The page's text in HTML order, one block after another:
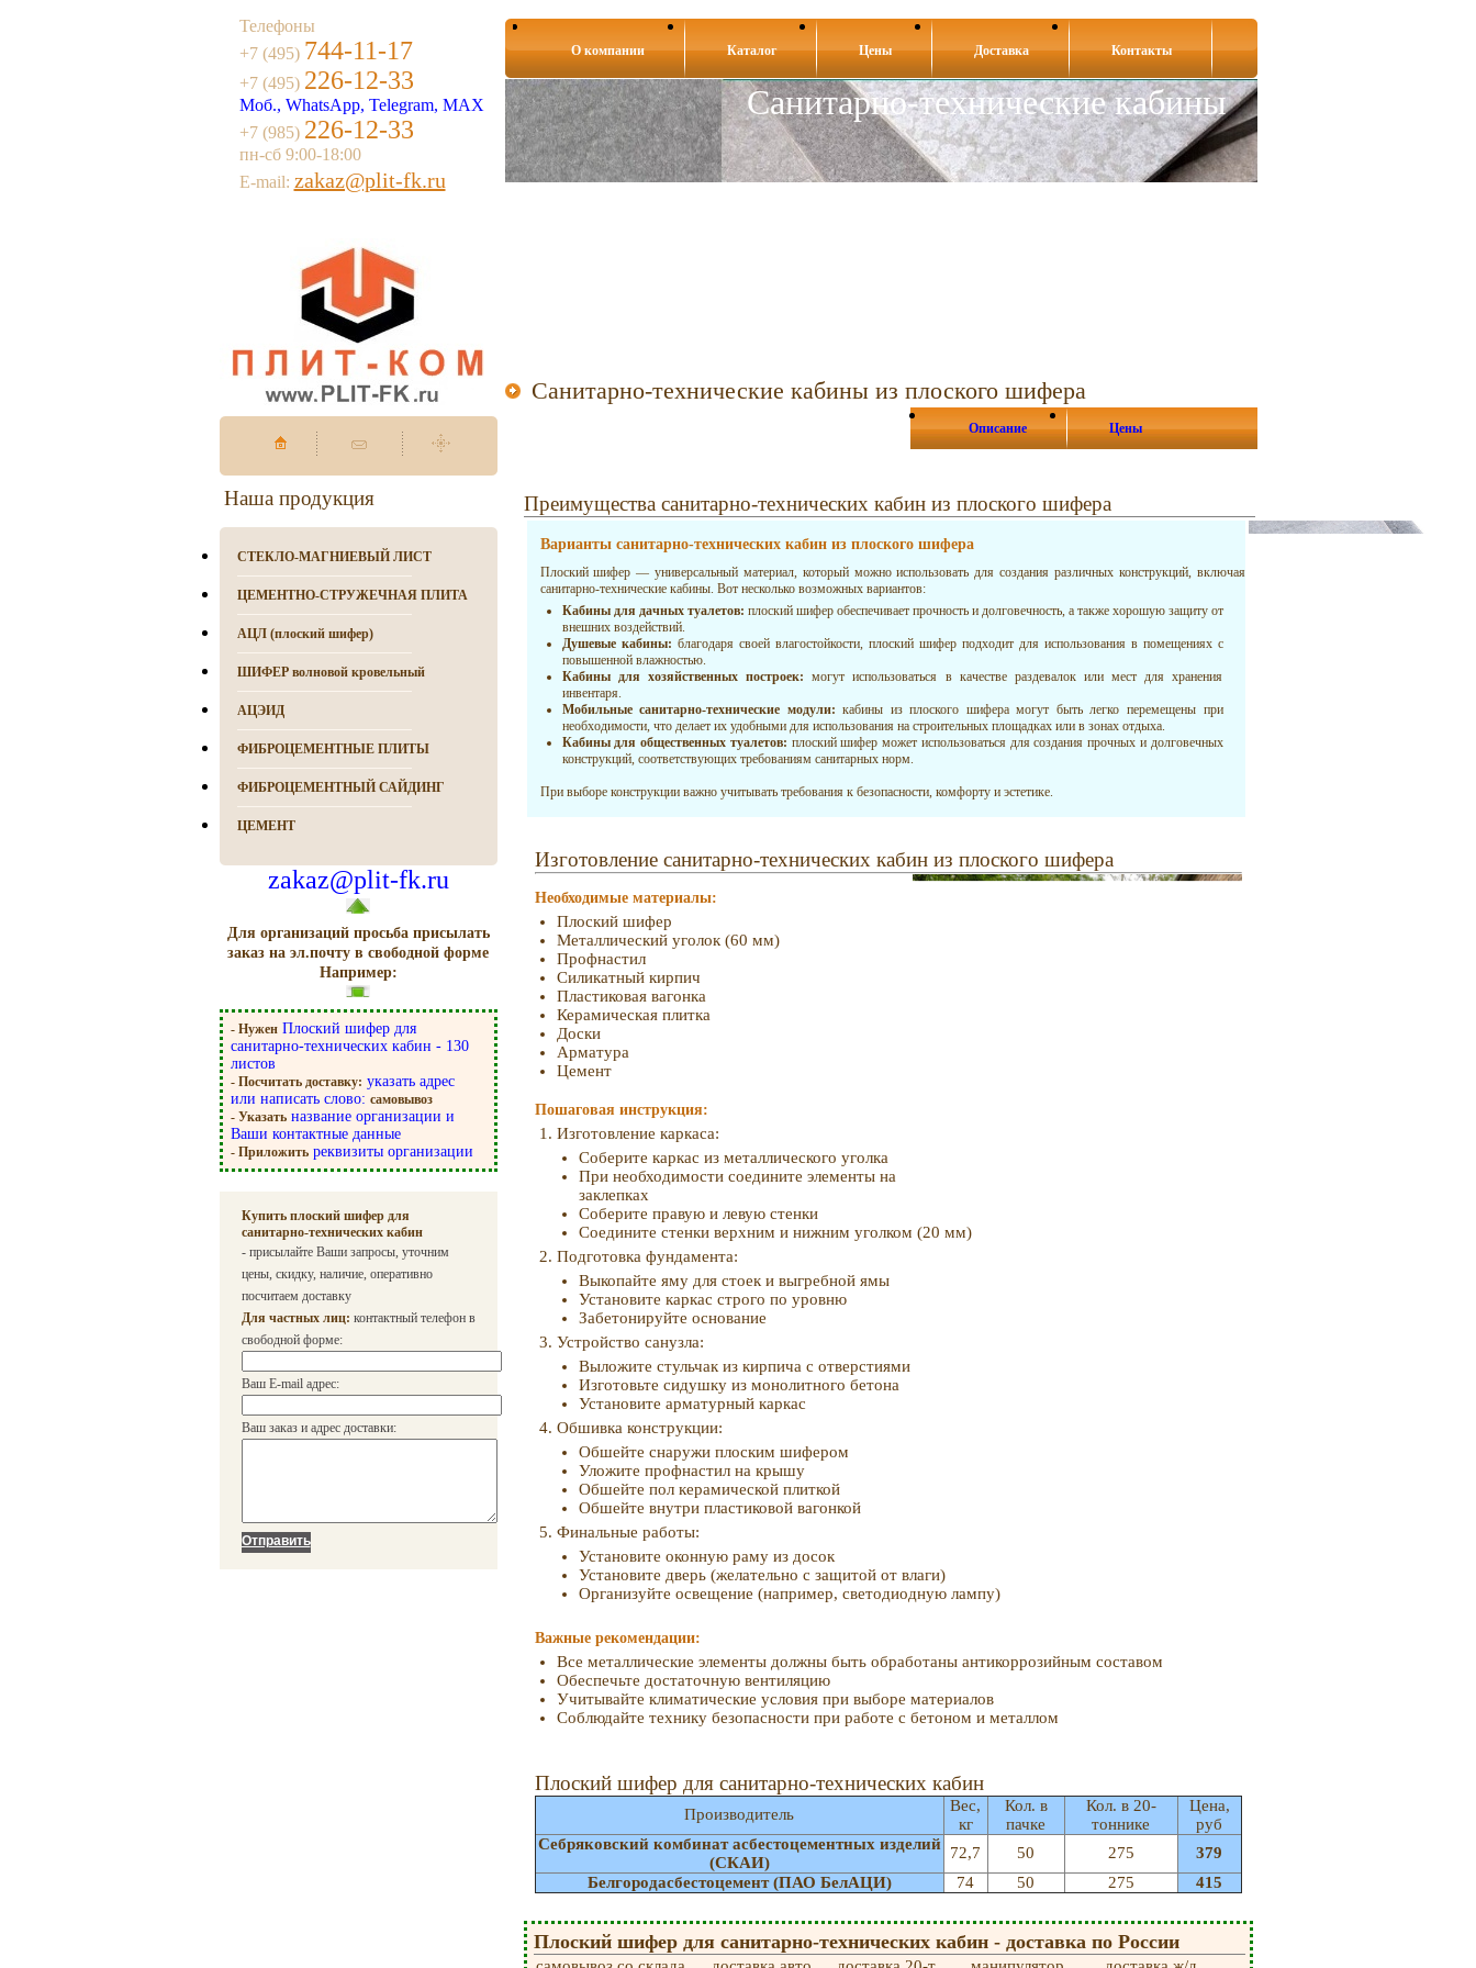
Телефоны
+7 (495) 744-11-17
+7 (495) 226-12-33
Моб., WhatsApp, Telegram, MAX
+7 (985) 226-12-33
пн-сб 9:00-18:00
E-mail: zakaz@plit-fk.ru
О компании Каталог Цены Доставка Контакты
Санитарно-технические кабины
Санитарно-технические кабины из плоского шифера
Описание Цены
Наша продукция
СТЕКЛО-МАГНИЕВЫЙ ЛИСТ
ЦЕМЕНТНО-СТРУЖЕЧНАЯ ПЛИТА
АЦЛ (плоский шифер)
ШИФЕР волновой кровельный
АЦЭИД
ФИБРОЦЕМЕНТНЫЕ ПЛИТЫ
ФИБРОЦЕМЕНТНЫЙ САЙДИНГ
ЦЕМЕНТ
zakaz@plit-fk.ru
Для организаций просьба присылать
заказ на эл.почту в свободной форме
Например:
- НуженПлоский шифер для
санитарно-технических кабин - 130
листов
- Посчитать доставку: указать адрес
или написать слово: самовывоз
- Указатьназвание организации и
Ваши контактные данные
- Приложитьреквизиты организации
Купить плоский шифер для
санитарно-технических кабин
- присылайте Ваши запросы, уточним
цены, скидку, наличие, оперативно
посчитаем доставку
Для частных лиц: контактный телефон в
свободной форме:
Ваш E-mail адрес:
Ваш заказ и адрес доставки:
Преимущества санитарно-технических кабин из плоского шифера
Варианты санитарно-технических кабин из плоского шифера
Плоский шифер — универсальный материал, который можно использовать для создания различных конструкций, включая
санитарно-технические кабины. Вот несколько возможных вариантов:
Кабины для дачных туалетов: плоский шифер обеспечивает прочность и долговечность, а также хорошую защиту от
внешних воздействий.
Душевые кабины: благодаря своей влагостойкости, плоский шифер подходит для использования в помещениях с
повышенной влажностью.
Кабины для хозяйственных построек: могут использоваться в качестве раздевалок или мест для хранения
инвентаря.
Мобильные санитарно-технические модули: кабины из плоского шифера могут быть легко перемещены при
необходимости, что делает их удобными для использования на строительных площадках или в зонах отдыха.
Кабины для общественных туалетов: плоский шифер может использоваться для создания прочных и долговечных
конструкций, соответствующих требованиям санитарных норм.
При выборе конструкции важно учитывать требования к безопасности, комфорту и эстетике.
Изготовление санитарно-технических кабин из плоского шифера
Необходимые материалы:
Плоский шифер
Металлический уголок (60 мм)
Профнастил
Силикатный кирпич
Пластиковая вагонка
Керамическая плитка
Доски
Арматура
Цемент
Пошаговая инструкция:
Изготовление каркаса:
Соберите каркас из металлического уголка
При необходимости соедините элементы на
заклепках
Соберите правую и левую стенки
Соедините стенки верхним и нижним уголком (20 мм)
Подготовка фундамента:
Выкопайте яму для стоек и выгребной ямы
Установите каркас строго по уровню
Забетонируйте основание
Устройство санузла:
Выложите стульчак из кирпича с отверстиями
Изготовьте сидушку из монолитного бетона
Установите арматурный каркас
Обшивка конструкции:
Обшейте снаружи плоским шифером
Уложите профнастил на крышу
Обшейте пол керамической плиткой
Обшейте внутри пластиковой вагонкой
Финальные работы:
Установите оконную раму из досок
Установите дверь (желательно с защитой от влаги)
Организуйте освещение (например, светодиодную лампу)
Важные рекомендации:
Все металлические элементы должны быть обработаны антикоррозийным составом
Обеспечьте достаточную вентиляцию
Учитывайте климатические условия при выборе материалов
Соблюдайте технику безопасности при работе с бетоном и металлом
Плоский шифер для санитарно-технических кабин
Производитель
Вес,
кг
Кол. в
пачке
Кол. в 20-
тоннике
Цена,
руб
Себряковский комбинат асбестоцементных изделий
(СКАИ)
72,7 50 275
379
Белгородасбестоцемент (ПАО БелАЦИ)
74 50 275 415
Плоский шифер для санитарно-технических кабин - доставка по России